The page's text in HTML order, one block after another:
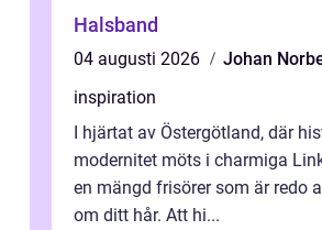
Halsband
04 augusti 2026
Johan
inspiration
I hjärtat av Östergötland, där
modernitet möts i charmiga
en mängd frisörer som är redo
om ditt hår. Att hi...